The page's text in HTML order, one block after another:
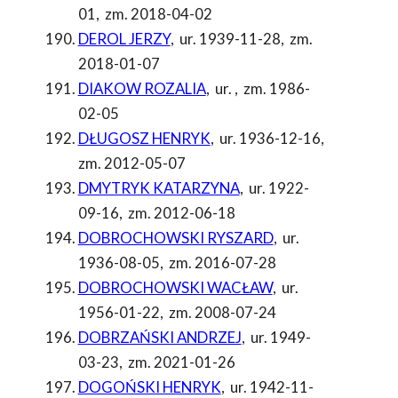
01, zm. 2018-04-02
DEROL JERZY, ur. 1939-11-28, zm.
2018-01-07
DIAKOW ROZALIA, ur. , zm. 1986-
02-05
DŁUGOSZ HENRYK, ur. 1936-12-16,
zm. 2012-05-07
DMYTRYK KATARZYNA, ur. 1922-
09-16, zm. 2012-06-18
DOBROCHOWSKI RYSZARD, ur.
1936-08-05, zm. 2016-07-28
DOBROCHOWSKI WACŁAW, ur.
1956-01-22, zm. 2008-07-24
DOBRZAŃSKI ANDRZEJ, ur. 1949-
03-23, zm. 2021-01-26
DOGOŃSKI HENRYK, ur. 1942-11-